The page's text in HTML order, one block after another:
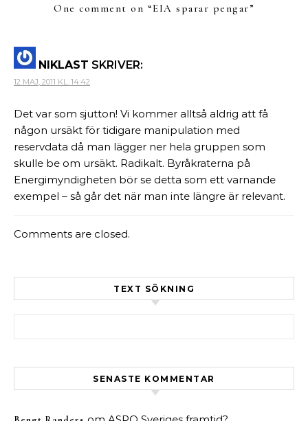
One comment on “EIA sparar pengar”
NIKLAST SKRIVER:
12 MAJ, 2011 KL. 14:42
Det var som sjutton! Vi kommer alltså aldrig att få
någon ursäkt för tidigare manipulation med
reservdata då man lägger ner hela gruppen som
skulle be om ursäkt. Radikalt. Byråkraterna på
Energimyndigheten bör se detta som ett varnande
exempel – så går det när man inte längre är relevant.
Comments are closed.
TEXT SÖKNING
SENASTE KOMMENTAR